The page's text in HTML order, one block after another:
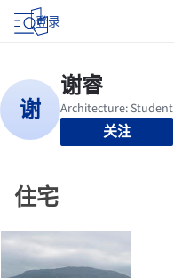
登录
关注
住宅